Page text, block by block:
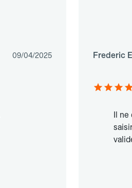
09/04/2025 Frederic
Il